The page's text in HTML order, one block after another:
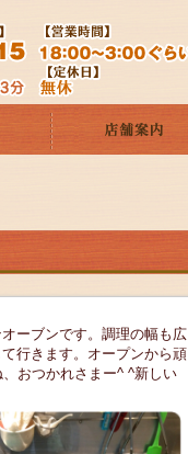
ーブンです。調理の幅も広
行きます。オープンから頑
おつかれさまー^ ^新しい